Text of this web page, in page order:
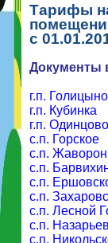
Тарифы
с
Документы
г.п. Голицыно
г.п. Кубинка
г.п. Одинцово
с.п. Горское
с.п.
с.п.
с.п.
с.п.
с.п. Лесной
с.п.
с.п.